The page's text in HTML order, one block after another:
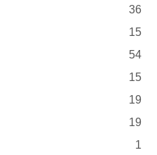
36
15
54
15
19
19
1